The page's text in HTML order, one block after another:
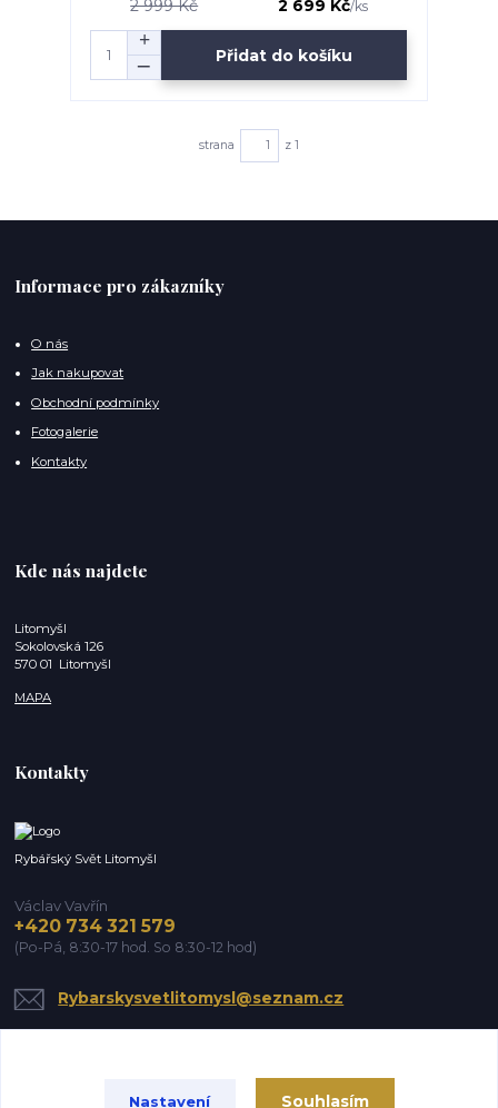
2 999 Kč 2 699 Kč/ks
Přidat do košíku
strana z 1
Informace pro zákazníky
O nás
Jak nakupovat
Obchodní podmínky
Fotogalerie
Kontakty
Kde nás najdete
Litomyšl
Sokolovská 126
570 01 Litomyšl
MAPA
Kontakty
Rybářský Svět Litomyšl
Václav Vavřín
+420 734 321 579
(Po-Pá, 8:30-17 hod. So 8:30-12 hod)
Rybarskysvetlitomysl@seznam.cz
Nastavení Souhlasím